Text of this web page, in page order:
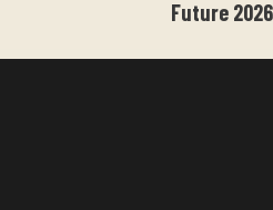
Future